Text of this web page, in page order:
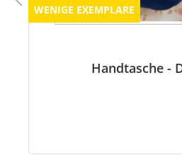
WENIGE EXEMPLARE
Handtasche -